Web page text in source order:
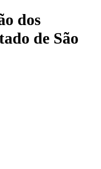
dos
de São